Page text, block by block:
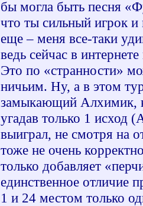
бы могла быть песня
что ты сильный игрок и
еще – меня все-таки
ведь сейчас в
Это по «странности»
ничьим. Ну, а в этом
замыкающий Алхимик,
угадав только 1 исход
выиграл, не смотря на
тоже не очень
только добавляет
единственное отличие
1 и 24 местом только